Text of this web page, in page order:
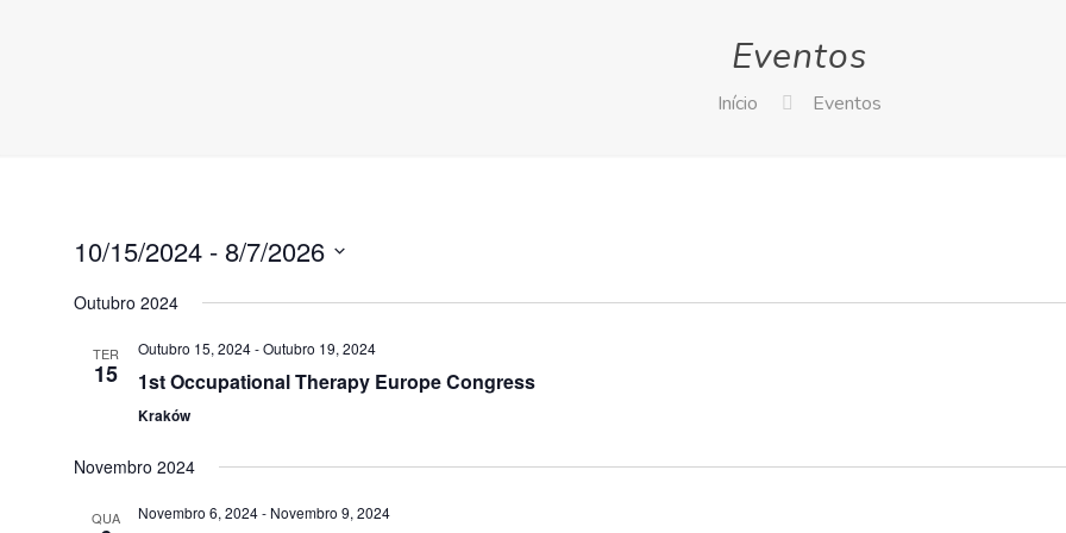
Pressione
Eventos
Início Eventos
10/15/2024 - 8/7/2026
data
Outubro 2024
TER
15
Outubro 15, 2024-Outubro 19, 2024
1st Occupational Therapy Europe Congress
Kraków
Novembro 2024
QUA Novembro 6, 2024- Novembro 9, 2024